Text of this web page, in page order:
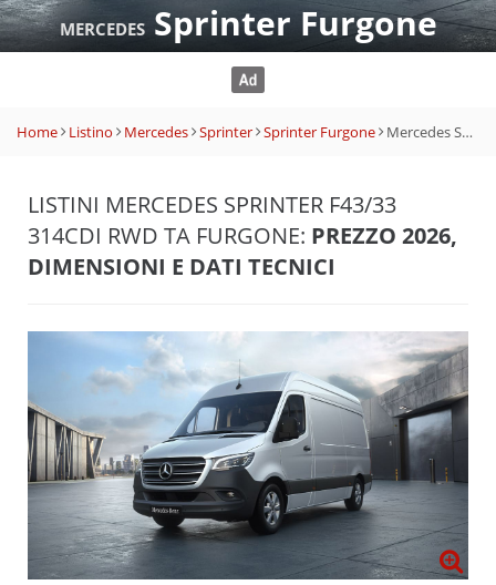
MERCEDESSprinter Furgone
Home Listino Mercedes Sprinter Sprinter Furgone Mercedes Sprinter F43/33 314CDI RWD TA Furgone
LISTINI MERCEDES SPRINTER F43/33
314CDI RWD TA FURGONE: PREZZO 2026,
DIMENSIONI E DATI TECNICI